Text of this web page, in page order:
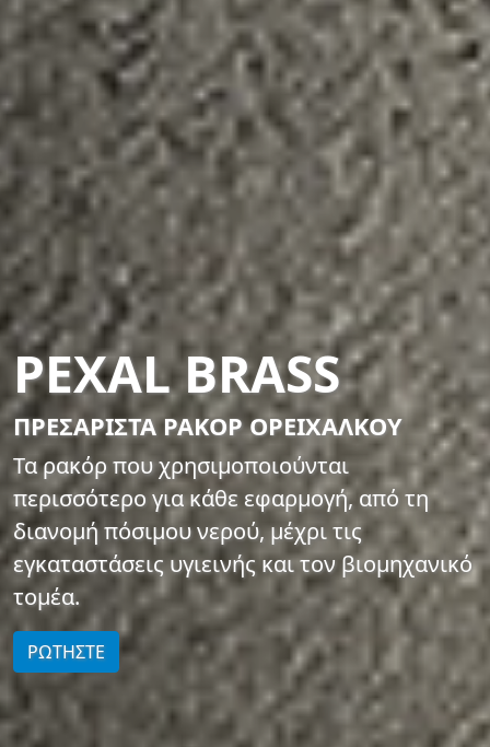
PEXAL BRASS
ΠΡΕΣΑΡΙΣΤΑ ΡΑΚΟΡ ΟΡΕΙΧΑΛΚΟΥ
Τα ρακόρ που χρησιμοποιούνται
περισσότερο για κάθε εφαρμογή, από τη
διανομή πόσιμου νερού, μέχρι τις
εγκαταστάσεις υγιεινής και τον βιομηχανικό
τομέα.
ΡΩΤΗΣΤΕ